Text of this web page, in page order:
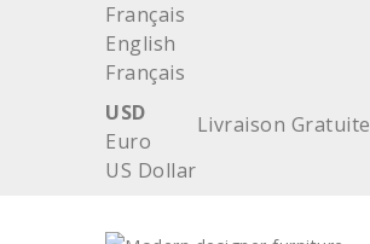
Français
English
Français
USD
Euro
US Dollar
Livraison Gratuite